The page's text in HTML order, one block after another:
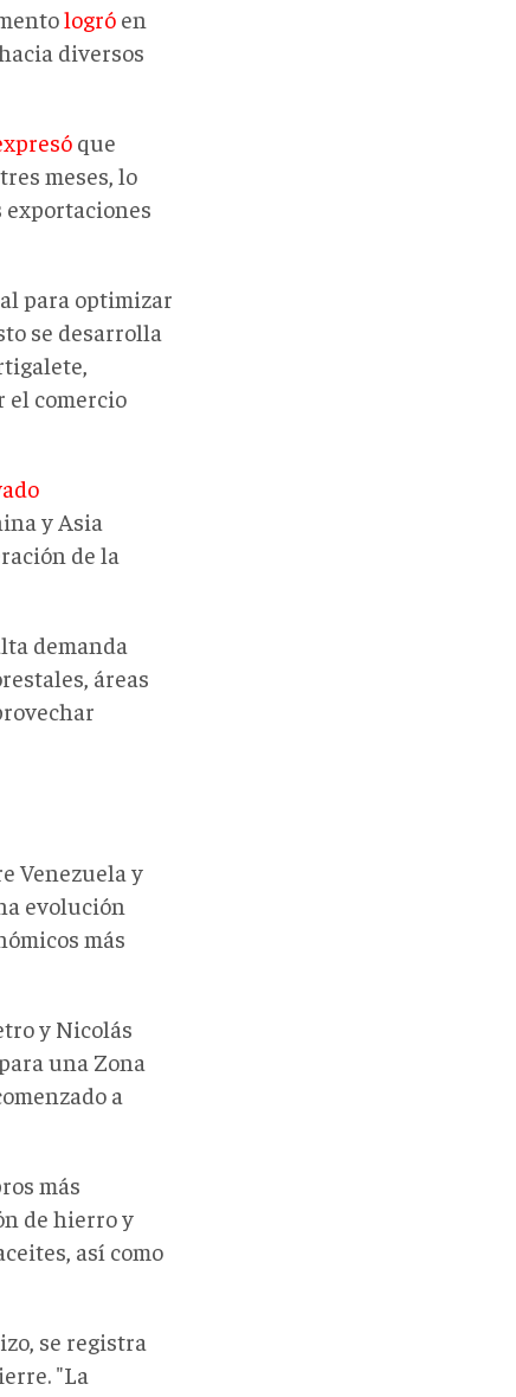
logró en
diversos
que
meses, lo
exportaciones
para optimizar
se desarrolla
el comercio
y Asia
de la
demanda
áreas
Venezuela y
evolución
más
y Nicolás
una Zona
a
más
de hierro y
así como
se registra
"La